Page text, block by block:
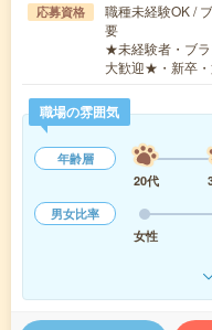
応募資格
職種未経験OK /
要
★未経験者・ブラ
大歓迎★・新卒
職場の雰囲気
年齢層
20代
男女比率
女性